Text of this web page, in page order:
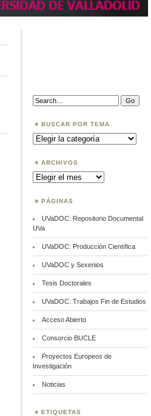
Search:
BUSCAR POR TEMA
Buscar
por
ARCHIVOS
Archivos
PÁGINAS
UVaDOC: Repositorio Documental
UVa
UVaDOC: Producción Científica
UVaDOC y Sexenios
Tesis Doctorales
UVaDOC: Trabajos Fin de Estudios
Acceso Abierto
Consorcio BUCLE
Proyectos Europeos de
Investigación
Noticias
ETIQUETAS